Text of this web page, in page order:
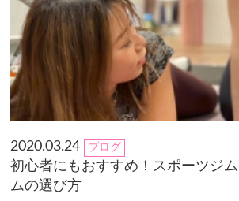
2020.03.24 ブログ
初心者にもおすすめ！スポーツジ
ムの選び方